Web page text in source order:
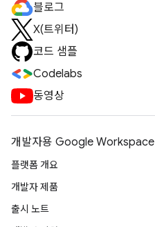
블로그
X(트위터)
코드 샘플
Codelabs
동영상
개발자용 Google Workspace
플랫폼 개요
개발자 제품
출시 노트